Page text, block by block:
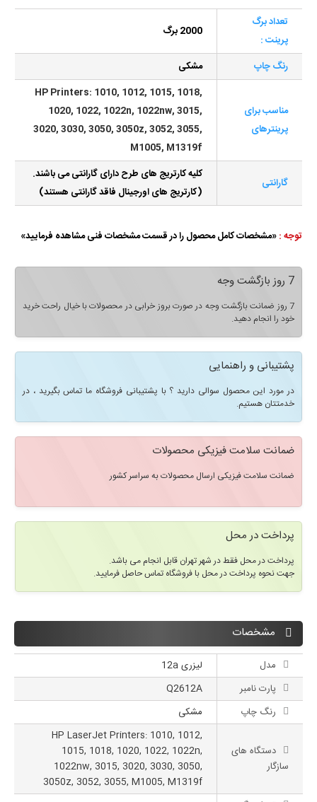
تعداد برگ
پرینت :
2000 برگ
رنگ چاپ مشکی
مناسب برای
پرینترهای
HP Printers: 1010, 1012, 1015, 1018,
1020, 1022, 1022n, 1022nw, 3015,
3020, 3030, 3050, 3050z, 3052, 3055,
M1005, M1319f
گارانتی
کلیه کارتریج های طرح دارای گارانتی می باشند.
(کارتریج های اورجینال فاقد گارانتی هستند)
توجه :«مشخصات کامل محصول را در قسمت مشخصات فنی مشاهده فرمایید»
7 روز بازگشت وجه
7 روز ضمانت بازگشت وجه در صورت بروز خرابی در محصولات با خیال راحت خرید
خود را انجام دهید.
پشتیبانی و راهنمایی
در مورد این محصول سوالی دارید ؟ با پشتیبانی فروشگاه ما تماس بگیرید ، در
خدمتتان هستیم.
ضمانت سلامت فیزیکی محصولات
ضمانت سلامت فیزیکی ارسال محصولات به سراسر کشور
پرداخت در محل
پرداخت در محل فقط در شهر تهران قابل انجام می باشد.
جهت نحوه پرداخت در محل با فروشگاه تماس حاصل فرمایید.
مشخصات
مدل
لیزری 12a
پارت نامبر
Q2612A
رنگ چاپ
مشکی
دستگاه های
سازگار
HP LaserJet Printers: 1010, 1012,
1015, 1018, 1020, 1022, 1022n,
1022nw, 3015, 3020, 3030, 3050,
3050z, 3052, 3055, M1005, M1319f